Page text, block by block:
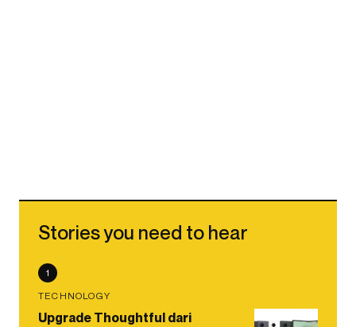
Stories you need to hear
1
TECHNOLOGY
Upgrade Thoughtful dari